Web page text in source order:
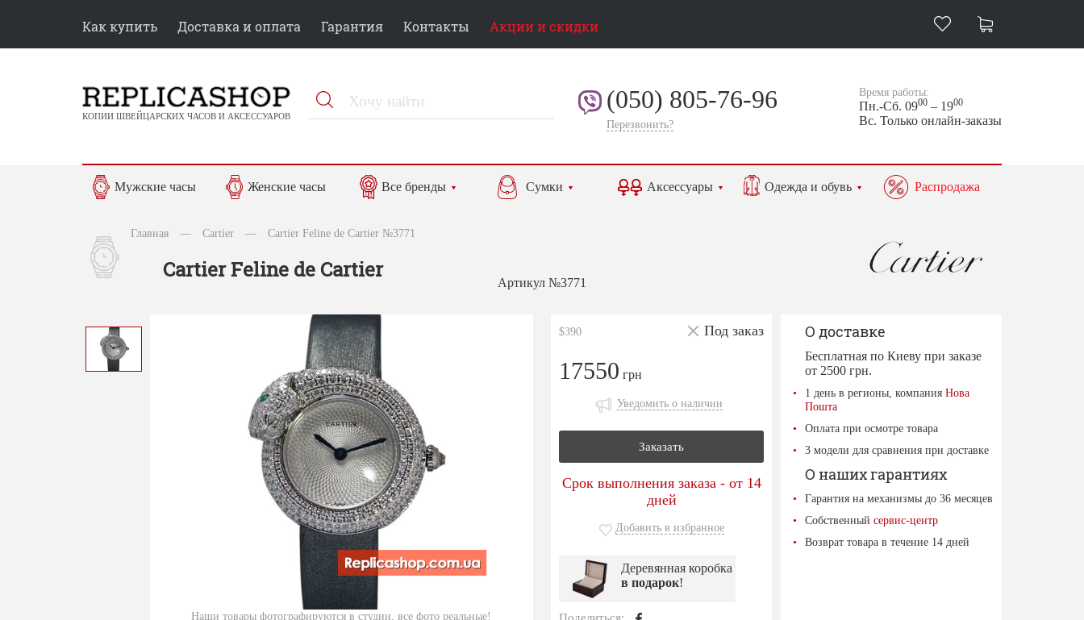
Как купить Доставка и оплата Гарантия Контакты Акции и скидки
КОПИИ ШВЕЙЦАРСКИХ ЧАСОВ И АКСЕССУАРОВ
(050) 805-76-96
Перезвонить?
Время работы:
Пн.-Сб. 0900 – 1900
Вс. Только онлайн-заказы
Мужские часы Женские часы Все бренды Сумки Аксессуары Одежда и обувь Распродажа
Главная — Cartier — Cartier Feline de Cartier №3771
Cartier Feline de Cartier
Артикул №3771
Наши товары фотографируются в студии, все фото реальные!
$390 Под заказ
17550 грн
Уведомить о наличии
Заказать
Срок выполнения заказа - от 14
дней
Добавить в избранное
Деревянная коробка
в подарок!
Поделиться:
О доставке
Бесплатная по Киеву при заказе
от 2500 грн.
1 день в регионы, компанияНова
Пошта
Оплата при осмотре товара
3 модели для сравнения при доставке
О наших гарантиях
Гарантия на механизмы до 36 месяцев
Собственныйсервис-центр
Возврат товара в течение 14 дней